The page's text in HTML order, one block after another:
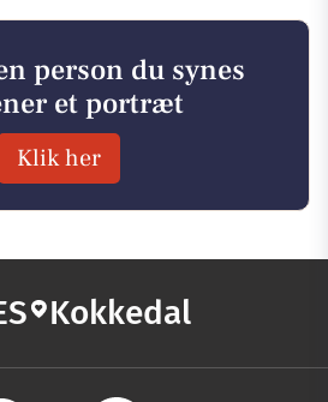
person du synes
et portræt
Klik her
Kokkedal